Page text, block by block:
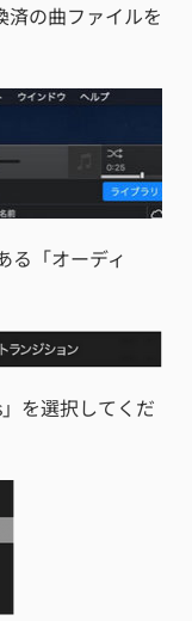
済の曲ファイルを
る「オーディ
を選択してくだ